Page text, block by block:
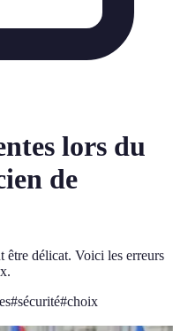
lors du
de
être délicat. Voici les erreurs
#sécurité#choix